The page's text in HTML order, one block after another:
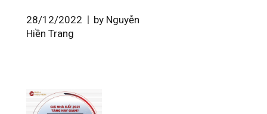
28/12/2022
by Nguyễn
Hiền Trang